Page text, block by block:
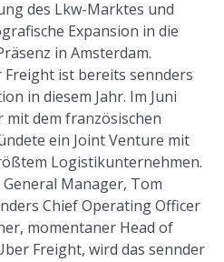
des Lkw-Marktes und
Expansion in die
in Amsterdam.
ist bereits sennders
in diesem Jahr. Im Juni
dem französischen
ein Joint Venture mit
Logistikunternehmen.
Manager, Tom
Chief Operating Officer
momentaner Head of
Freight, wird das sennder